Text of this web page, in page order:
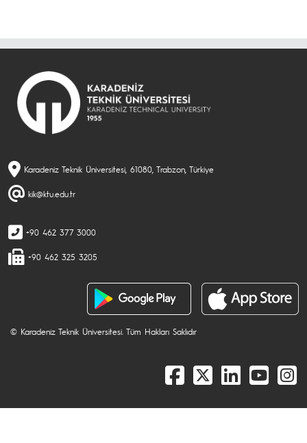
Karadeniz Teknik Üniversitesi, 61080, Trabzon, Türkiye
kik@ktu.edu.tr
+90 462 377 3000
+90 462 325 3205
© Karadeniz Teknik Üniversitesi. Tüm Hakları Saklıdır